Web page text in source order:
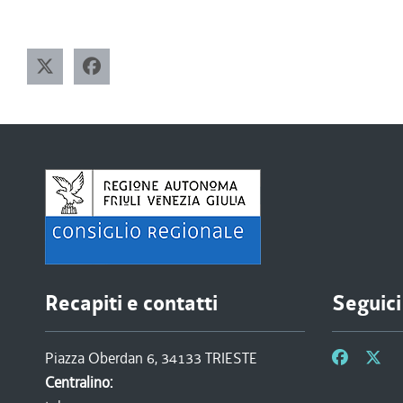
Recapiti e contatti
Piazza Oberdan 6, 34133 TRIESTE
Centralino: